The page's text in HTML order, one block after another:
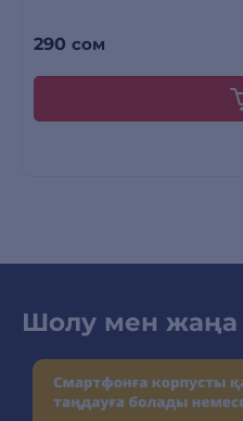
290 сом
Шолу мен жаңа